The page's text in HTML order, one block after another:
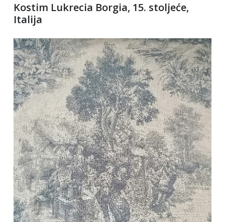
Kostim Lukrecia Borgia, 15. stoljeće,
Italija